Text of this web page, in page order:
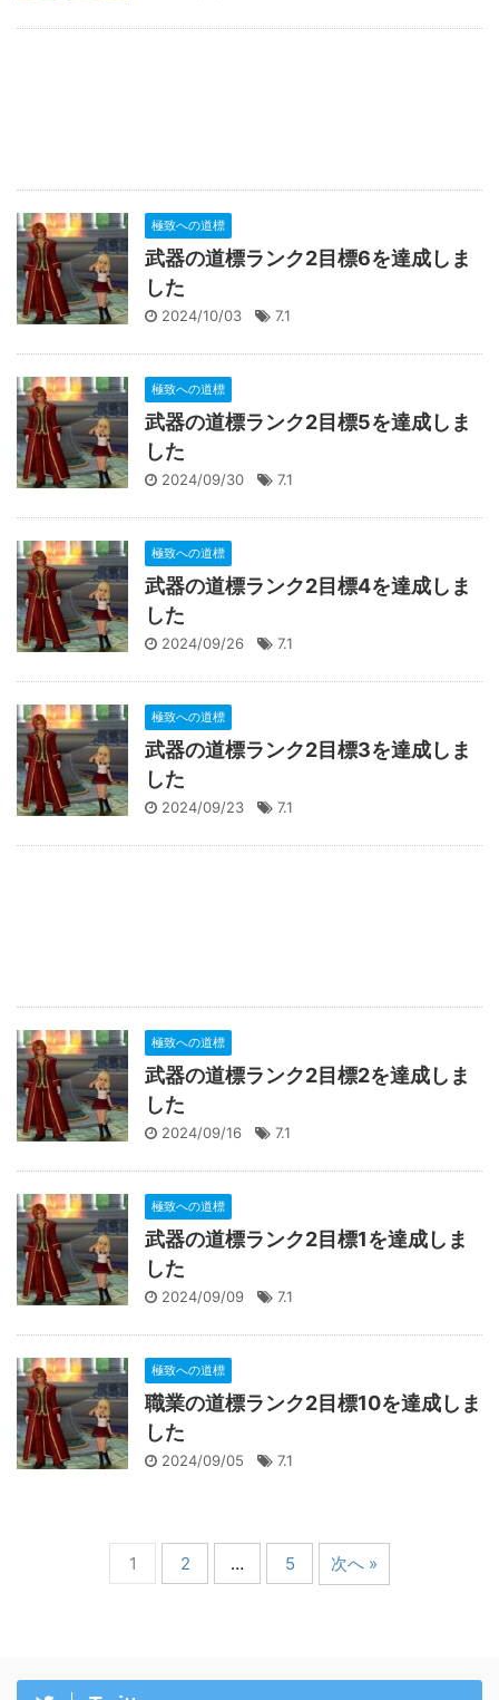
極致への道標
武器の道標ランク2目標6を達成しま
した
2024/10/03 7.1
極致への道標
武器の道標ランク2目標5を達成しま
した
2024/09/30 7.1
極致への道標
武器の道標ランク2目標4を達成しま
した
2024/09/26 7.1
極致への道標
武器の道標ランク2目標3を達成しま
した
2024/09/23 7.1
極致への道標
武器の道標ランク2目標2を達成しま
した
2024/09/16 7.1
極致への道標
武器の道標ランク2目標1を達成しま
した
2024/09/09 7.1
極致への道標
職業の道標ランク2目標10を達成しま
した
2024/09/05 7.1
1 2 … 5 次へ »